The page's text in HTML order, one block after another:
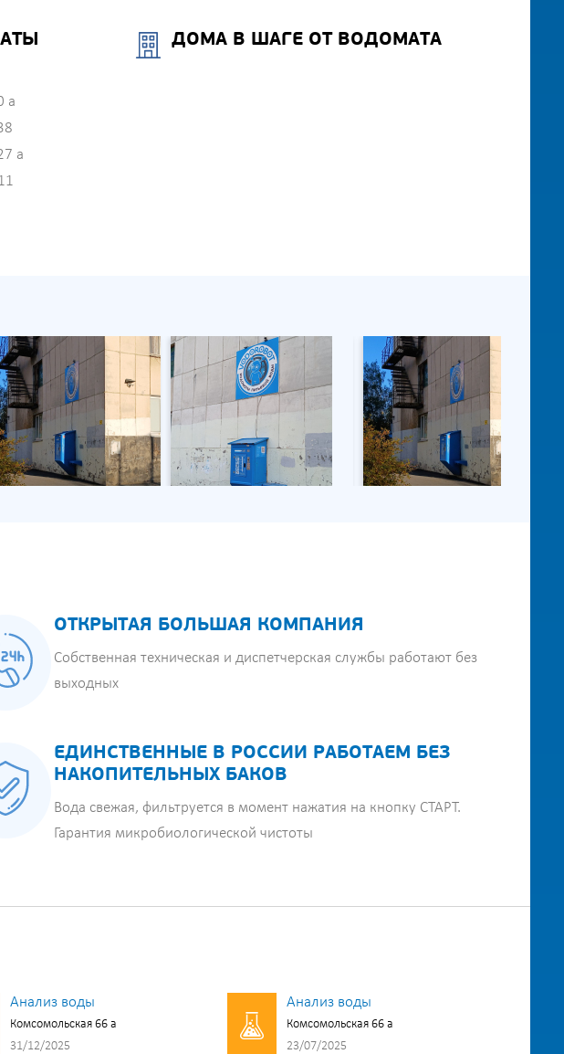
а
а
ДОМА В ШАГЕ ОТ ВОДОМАТА
ОТКРЫТАЯ БОЛЬШАЯ КОМПАНИЯ
Собственная техническая и диспетчерская службы работают без
выходных
ЕДИНСТВЕННЫЕ В РОССИИ РАБОТАЕМ БЕЗ
НАКОПИТЕЛЬНЫХ БАКОВ
Вода свежая, фильтруется в момент нажатия на кнопку СТАРТ.
Гарантия микробиологической чистоты
Анализ воды
Комсомольская 66 а
31/12/2025
Анализ воды
Комсомольская 66 а
23/07/2025